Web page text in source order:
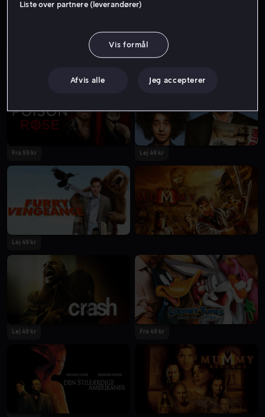
Fra 59 kr Lej 49 kr
Lej 49 kr
Lej 49 kr Fra 49 kr
Liste over partnere (leverandører)
Vis formål
Afvis alle Jeg accepterer